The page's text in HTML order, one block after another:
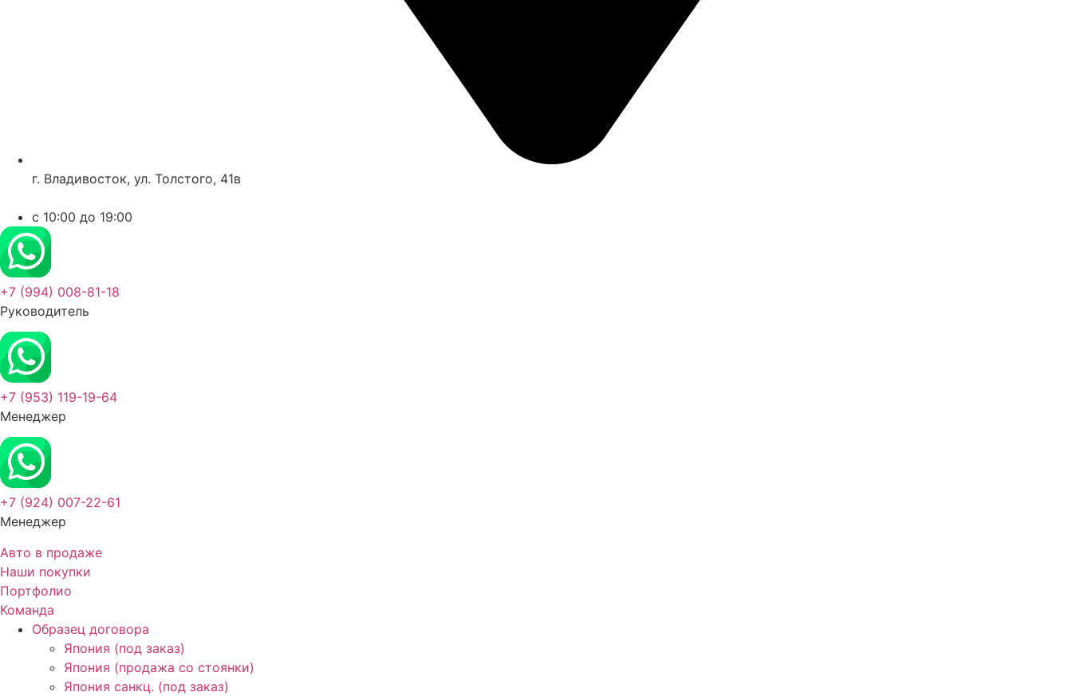
г. Владивосток, ул. Толстого, 41в
c 10:00 до 19:00
+7 (994) 008-81-18
Руководитель
+7 (953) 119-19-64
Менеджер
+7 (924) 007-22-61
Менеджер
Авто в продаже
Наши покупки
Портфолио
Команда
Образец договора
Япония (под заказ)
Япония (продажа со стоянки)
Япония санкц. (под заказ)